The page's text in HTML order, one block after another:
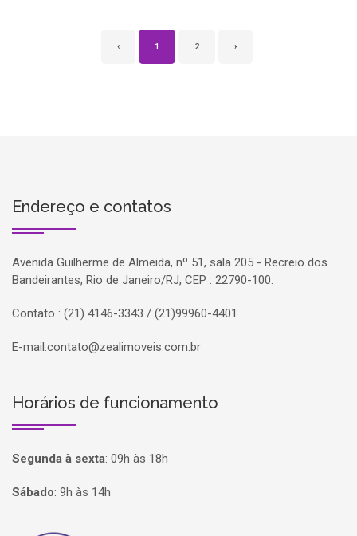
‹ 1 2 ›
Endereço e contatos
Avenida Guilherme de Almeida, nº 51, sala 205 - Recreio dos
Bandeirantes, Rio de Janeiro/RJ, CEP : 22790-100.
Contato : (21) 4146-3343 / (21)99960-4401
E-mail:contato@zealimoveis.com.br
Horários de funcionamento
Segunda à sexta: 09h às 18h
Sábado: 9h às 14h